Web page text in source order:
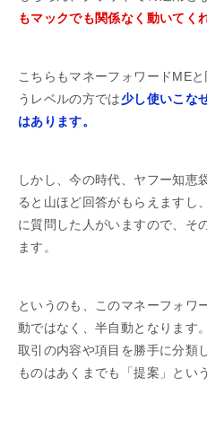
もマックでも関係なく動いてく
こちらもマネーフォワードME
うレベルの方では少し使いこな
はあります。
しかし、今の時代、ヤフー知恵
ると山ほど回答がもらえますし
に質問した人がいますので、そ
ます。
というのも、このマネーフォワ
動ではなく、半自動となります。
取引の内容や項目を勝手に分類
ものはあくまでも「提案」とい